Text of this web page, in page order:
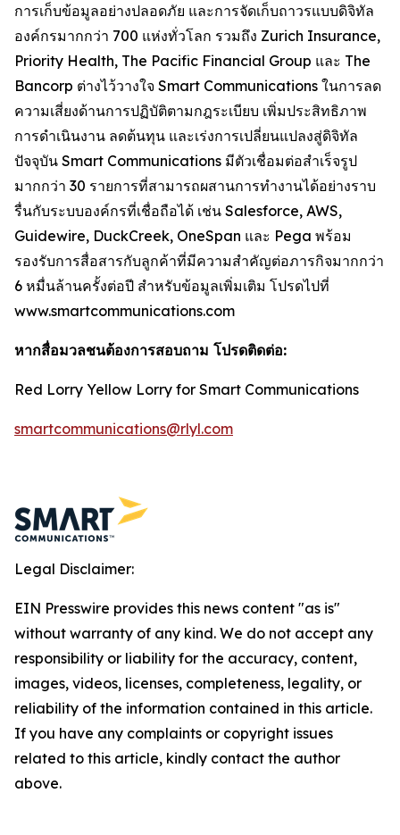
การเก็บข้อมูลอย่างปลอดภัย และการจัดเก็บถาวรแบบดิจิทัล
องค์กรมากกว่า 700 แห่งทั่วโลก รวมถึง Zurich Insurance,
Priority Health, The Pacific Financial Group และ The
Bancorp ต่างไว้วางใจ Smart Communications ในการลด
ความเสี่ยงด้านการปฏิบัติตามกฎระเบียบ เพิ่มประสิทธิภาพ
การดำเนินงาน ลดต้นทุน และเร่งการเปลี่ยนแปลงสู่ดิจิทัล
ปัจจุบัน Smart Communications มีตัวเชื่อมต่อสำเร็จรูป
มากกว่า 30 รายการที่สามารถผสานการทำงานได้อย่างราบ
รื่นกับระบบองค์กรที่เชื่อถือได้ เช่น Salesforce, AWS,
Guidewire, DuckCreek, OneSpan และ Pega พร้อม
รองรับการสื่อสารกับลูกค้าที่มีความสำคัญต่อภารกิจมากกว่า
6 หมื่นล้านครั้งต่อปี สำหรับข้อมูลเพิ่มเติม โปรดไปที่
www.smartcommunications.com
หากสื่อมวลชนต้องการสอบถาม โปรดติดต่อ:
Red Lorry Yellow Lorry for Smart Communications
smartcommunications@rlyl.com
Legal Disclaimer:
EIN Presswire provides this news content "as is"
without warranty of any kind. We do not accept any
responsibility or liability for the accuracy, content,
images, videos, licenses, completeness, legality, or
reliability of the information contained in this article.
If you have any complaints or copyright issues
related to this article, kindly contact the author
above.